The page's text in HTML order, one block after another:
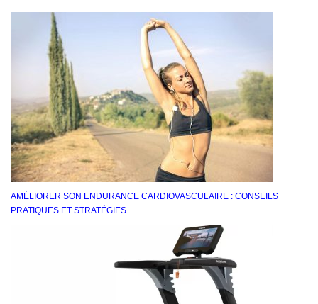
AMÉLIORER SON ENDURANCE CARDIOVASCULAIRE : CONSEILS
PRATIQUES ET STRATÉGIES